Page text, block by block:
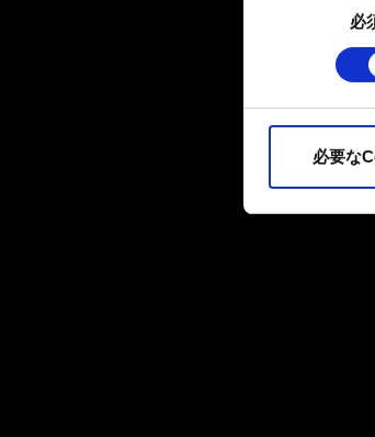
一部の
品質向上の
ます。お客
必
必要な